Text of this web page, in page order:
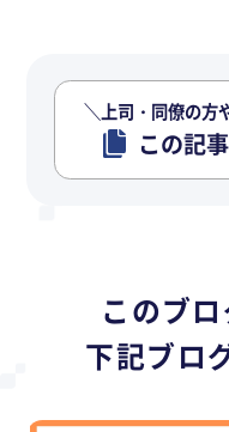
＼上司・同僚の方
この記
このブ
下記ブロ